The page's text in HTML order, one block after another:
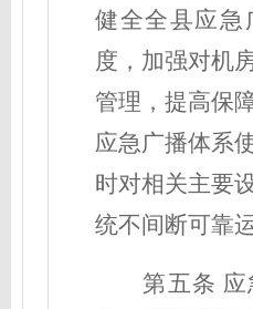
健全全县应急
度，加强对机
管理，提高保
应急广播体系
时对相关主要
统不间断可靠运
第五条